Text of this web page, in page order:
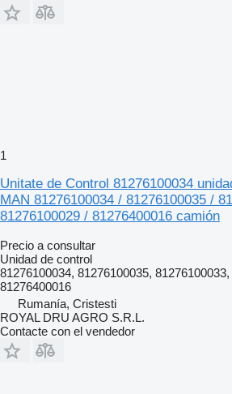
1
Unitate de Control 81276100034
MAN 81276100034 / 81276100035 /
81276100029 / 81276400016 camión
Precio a consultar
Unidad de control
81276100034, 81276100035,
81276400016
Rumanía, Cristesti
ROYAL DRU AGRO S.R.L.
Contacte con el vendedor